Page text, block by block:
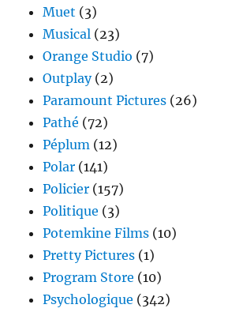
Muet (3)
Musical (23)
Orange Studio (7)
Outplay(2)
Paramount Pictures (26)
Pathé (72)
Péplum (12)
Polar (141)
Policier (157)
Politique (3)
Potemkine Films (10)
Pretty Pictures (1)
Program Store (10)
Psychologique (342)